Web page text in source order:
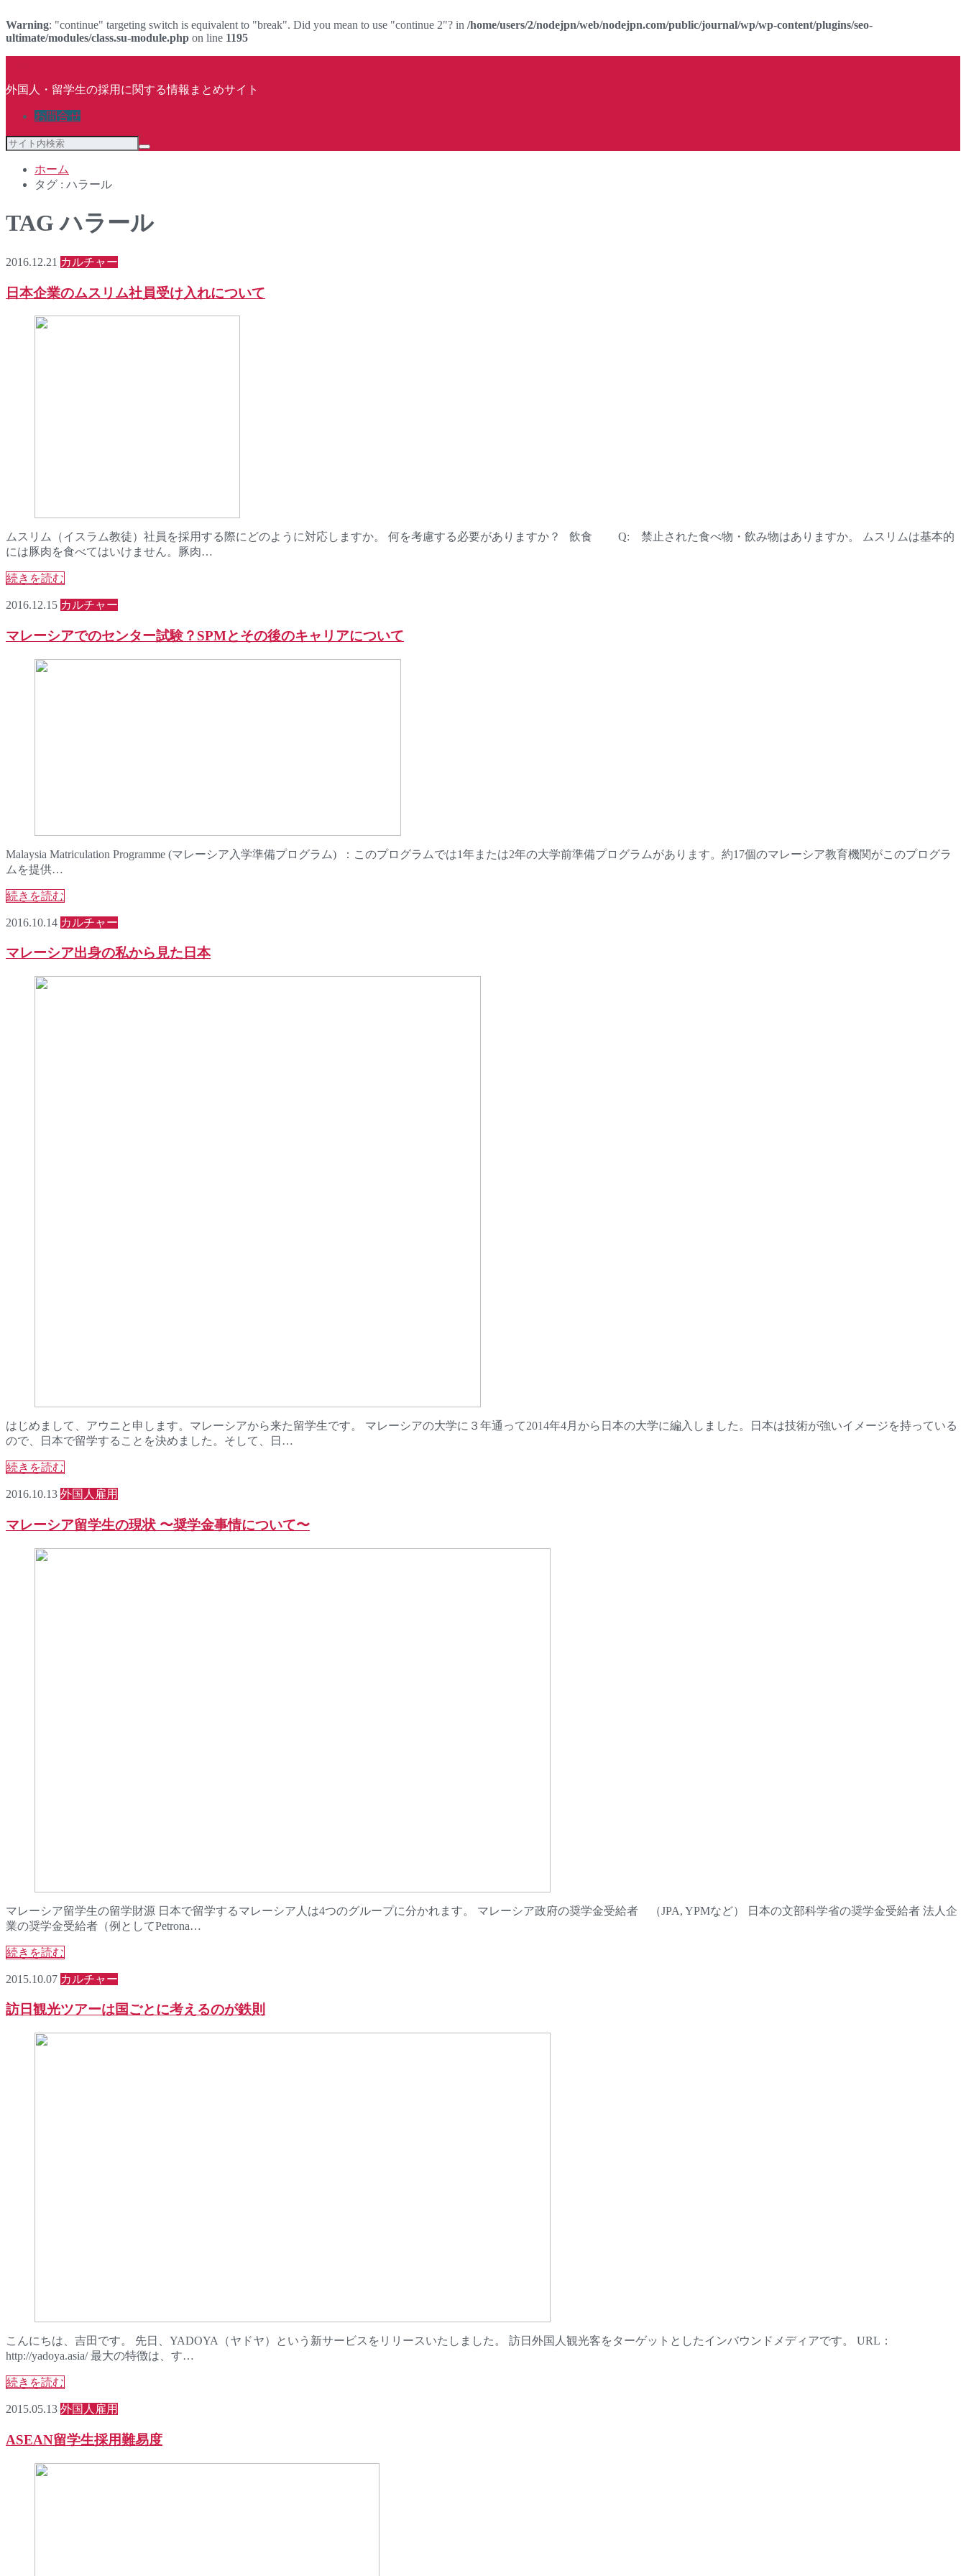
Warning: "continue" targeting switch is equivalent to "break". Did you mean to use "continue 2"? in /home/users/2/nodejpn/web/nodejpn.com/public/journal/wp/wp-content/plugins/seo-
ultimate/modules/class.su-module.php on line 1195
外国人・留学生の採用に関する情報まとめサイト
お問合せ
ホーム
タグ : ハラール
TAG ハラール
2016.12.21 カルチャー
日本企業のムスリム社員受け入れについて
ムスリム（イスラム教徒）社員を採用する際にどのように対応しますか。 何を考慮する必要がありますか？ 飲食 Q: 禁止された食べ物・飲み物はありますか。 ムスリムは基本的
には豚肉を食べてはいけません。豚肉…
続きを読む
2016.12.15 カルチャー
マレーシアでのセンター試験？SPMとその後のキャリアについて
Malaysia Matriculation Programme (マレーシア入学準備プログラム) ：このプログラムでは1年または2年の大学前準備プログラムがあります。約17個のマレーシア教育機関がこのプログラ
ムを提供…
続きを読む
2016.10.14 カルチャー
マレーシア出身の私から見た日本
はじめまして、アウニと申します。マレーシアから来た留学生です。 マレーシアの大学に３年通って2014年4月から日本の大学に編入しました。日本は技術が強いイメージを持っている
ので、日本で留学することを決めました。そして、日…
続きを読む
2016.10.13 外国人雇用
マレーシア留学生の現状 〜奨学金事情について〜
マレーシア留学生の留学財源 日本で留学するマレーシア人は4つのグループに分かれます。 マレーシア政府の奨学金受給者 （JPA, YPMなど） 日本の文部科学省の奨学金受給者 法人企
業の奨学金受給者（例としてPetrona…
続きを読む
2015.10.07 カルチャー
訪日観光ツアーは国ごとに考えるのが鉄則
こんにちは、吉田です。 先日、YADOYA（ヤドヤ）という新サービスをリリースいたしました。 訪日外国人観光客をターゲットとしたインバウンドメディアです。 URL：
http://yadoya.asia/ 最大の特徴は、す…
続きを読む
2015.05.13 外国人雇用
ASEAN留学生採用難易度